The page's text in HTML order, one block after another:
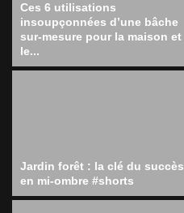
Ces 6 utilisations
insoupçonnées d’une bâche
sur-mesure pour la maison et
le...
Jardin forêt : la clé du succès
en mi-ombre #shorts